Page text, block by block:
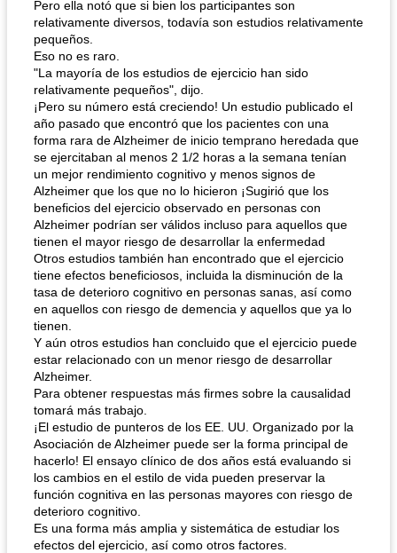
Pero ella notó que si bien los participantes son
relativamente diversos, todavía son estudios relativamente
pequeños.
Eso no es raro.
"La mayoría de los estudios de ejercicio han sido
relativamente pequeños", dijo.
¡Pero su número está creciendo! Un estudio publicado el
año pasado que encontró que los pacientes con una
forma rara de Alzheimer de inicio temprano heredada que
se ejercitaban al menos 2 1/2 horas a la semana tenían
un mejor rendimiento cognitivo y menos signos de
Alzheimer que los que no lo hicieron ¡Sugirió que los
beneficios del ejercicio observado en personas con
Alzheimer podrían ser válidos incluso para aquellos que
tienen el mayor riesgo de desarrollar la enfermedad
Otros estudios también han encontrado que el ejercicio
tiene efectos beneficiosos, incluida la disminución de la
tasa de deterioro cognitivo en personas sanas, así como
en aquellos con riesgo de demencia y aquellos que ya lo
tienen.
Y aún otros estudios han concluido que el ejercicio puede
estar relacionado con un menor riesgo de desarrollar
Alzheimer.
Para obtener respuestas más firmes sobre la causalidad
tomará más trabajo.
¡El estudio de punteros de los EE. UU. Organizado por la
Asociación de Alzheimer puede ser la forma principal de
hacerlo! El ensayo clínico de dos años está evaluando si
los cambios en el estilo de vida pueden preservar la
función cognitiva en las personas mayores con riesgo de
deterioro cognitivo.
Es una forma más amplia y sistemática de estudiar los
efectos del ejercicio, así como otros factores.